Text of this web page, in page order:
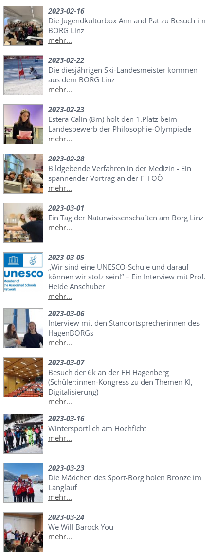
2023-02-16
Die Jugendkulturbox Ann and Pat zu Besuch im
BORG Linz
mehr...
2023-02-22
Die diesjährigen Ski-Landesmeister kommen
aus dem BORG Linz
mehr...
2023-02-23
Estera Calin (8m) holt den 1.Platz beim
Landesbewerb der Philosophie-Olympiade
mehr...
2023-02-28
Bildgebende Verfahren in der Medizin - Ein
spannender Vortrag an der FH OÖ
mehr...
2023-03-01
Ein Tag der Naturwissenschaften am Borg Linz
mehr...
2023-03-05
„Wir sind eine UNESCO-Schule und darauf
können wir stolz sein!“ – Ein Interview mit Prof.
Heide Anschuber
mehr...
2023-03-06
Interview mit den Standortsprecherinnen des
HagenBORGs
mehr...
2023-03-07
Besuch der 6k an der FH Hagenberg
(Schüler:innen-Kongress zu den Themen KI,
Digitalisierung)
mehr...
2023-03-16
Wintersportlich am Hochficht
mehr...
2023-03-23
Die Mädchen des Sport-Borg holen Bronze im
Langlauf
mehr...
2023-03-24
We Will Barock You
mehr...